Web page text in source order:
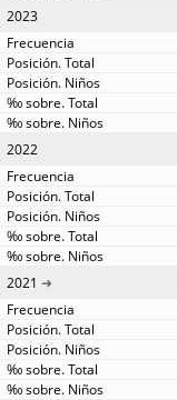
2023
2022
2021